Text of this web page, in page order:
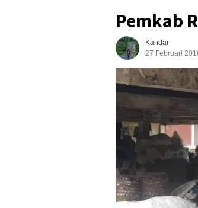
Pemkab
Kandar
27 Februari